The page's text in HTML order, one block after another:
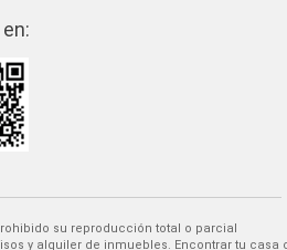
su reproducción total o parcial